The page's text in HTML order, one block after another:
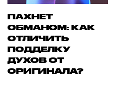
ПАХНЕТ
ОБМАНОМ: КАК
ОТЛИЧИТЬ
ПОДДЕЛКУ
ДУХОВ ОТ
ОРИГИНАЛА?